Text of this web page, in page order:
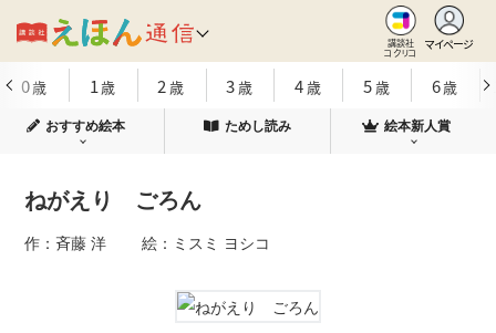
講談社
コクリコ
マイページ
0歳 1歳 2 歳 3歳 4歳 5歳 6歳
おすすめ絵本 ためし読み 絵本新人賞
ねがえり ごろん
作：斉藤 洋 絵：ミスミ ヨシコ